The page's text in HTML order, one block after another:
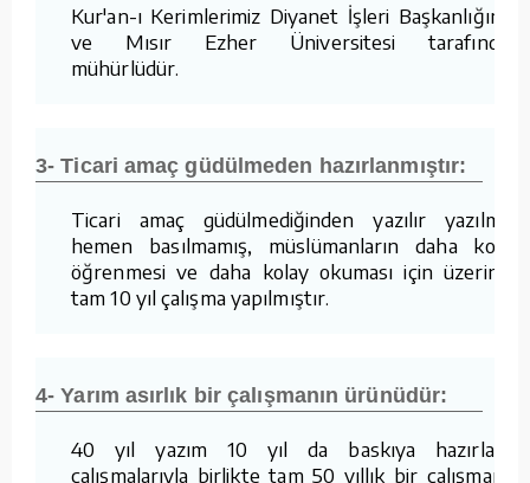
Kur'an-ı Kerimlerimiz Diyanet İşleri Başkanlığımız
ve Mısır Ezher Üniversitesi tarafından
mühürlüdür.
3- Ticari amaç güdülmeden hazırlanmıştır:
Ticari amaç güdülmediğinden yazılır yazılmaz
hemen basılmamış, müslümanların daha kolay
öğrenmesi ve daha kolay okuması için üzerinde
tam 10 yıl çalışma yapılmıştır.
4- Yarım asırlık bir çalışmanın ürünüdür:
40 yıl yazım 10 yıl da baskıya hazırlama
çalışmalarıyla birlikte tam 50 yıllık bir çalışmanın